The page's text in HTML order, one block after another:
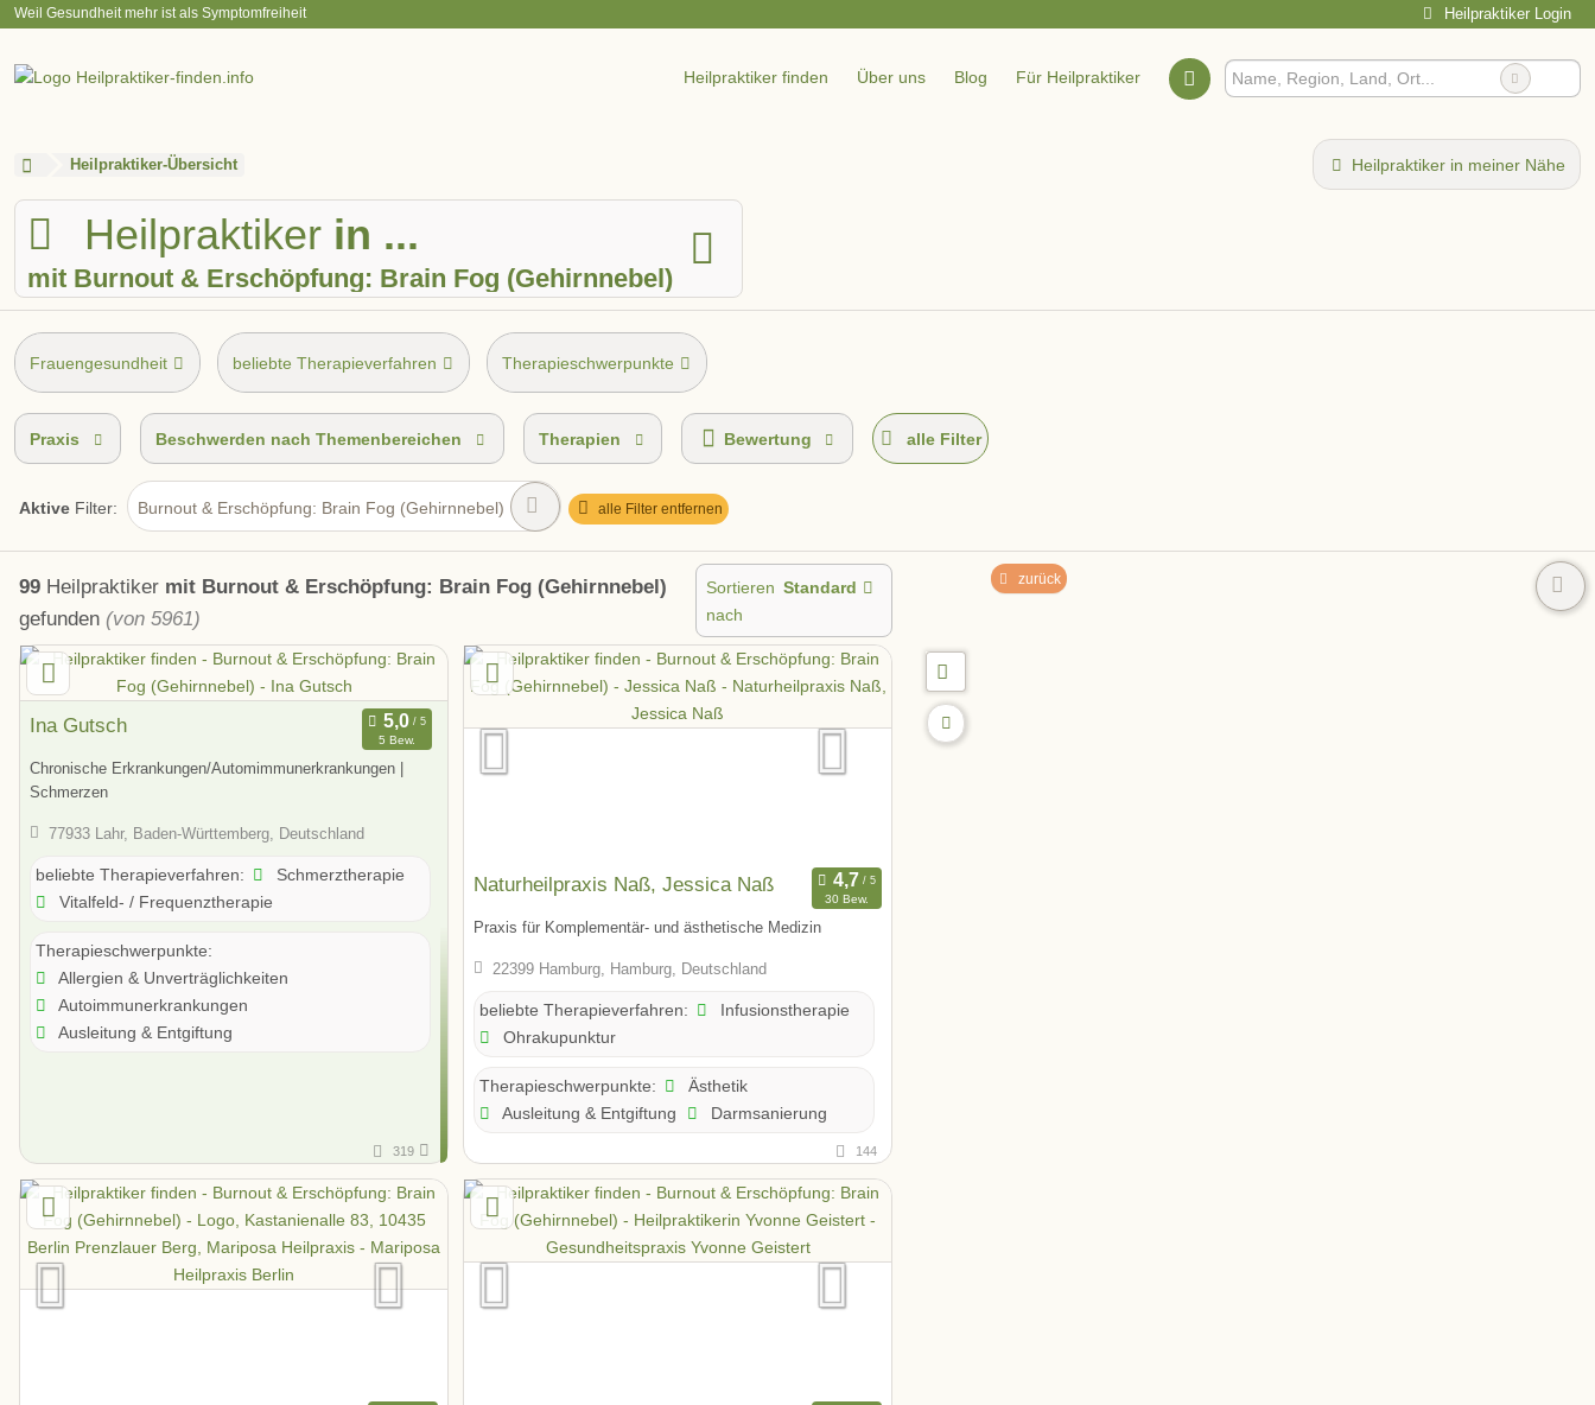
Weil Gesundheit mehr ist als Symptomfreiheit Heilpraktiker Login
Heilpraktiker finden Über uns Blog Für Heilpraktiker
Heilpraktiker-Übersicht Heilpraktiker in meiner Nähe
Heilpraktiker in ...
mit Burnout & Erschöpfung: Brain Fog (Gehirnnebel)
Frauengesundheit beliebte Therapieverfahren Therapieschwerpunkte
Praxis Beschwerden nach Themenbereichen Therapien Bewertung alle Filter
Aktive Filter: Burnout & Erschöpfung: Brain Fog (Gehirnnebel) alle Filter entfernen
99 Heilpraktiker mit Burnout & Erschöpfung: Brain Fog (Gehirnnebel)
gefunden (von 5961)
Sortieren
nach
Standard
Ina Gutsch
5 Bew.
Chronische Erkrankungen/Automimmunerkrankungen |
Schmerzen
77933 Lahr, Baden-Württemberg, Deutschland
beliebte Therapieverfahren:
Schmerztherapie
Vitalfeld- / Frequenztherapie
Therapieschwerpunkte:
Allergien & Unverträglichkeiten
Autoimmunerkrankungen
Ausleitung & Entgiftung
319
Naturheilpraxis Naß, Jessica Naß
30 Bew.
Praxis für Komplementär- und ästhetische Medizin
22399 Hamburg, Hamburg, Deutschland
beliebte Therapieverfahren:
Infusionstherapie
Ohrakupunktur
Therapieschwerpunkte:
Ästhetik
Ausleitung & Entgiftung
Darmsanierung
144
zurück